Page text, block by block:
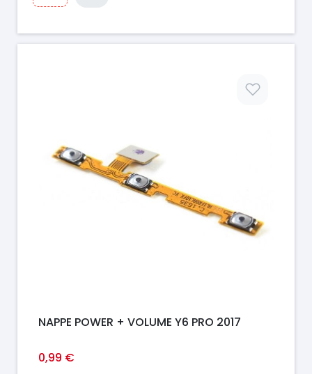
NAPPE POWER + VOLUME Y6 PRO 2017
0,99 €